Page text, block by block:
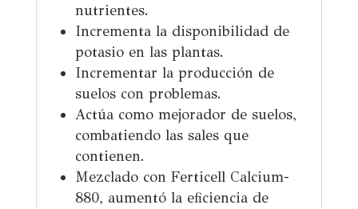
nutrientes.
Incrementa la disponibilidad de
potasio en las plantas.
Incrementar la producción de
suelos con problemas.
Actúa como mejorador de suelos,
combatiendo las sales que
contienen.
Mezclado con Ferticell Calcium-
880, aumentó la eficiencia de